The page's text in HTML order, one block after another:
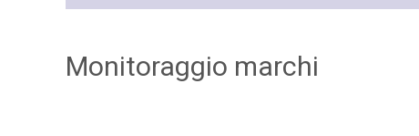
Monitoraggio marchi